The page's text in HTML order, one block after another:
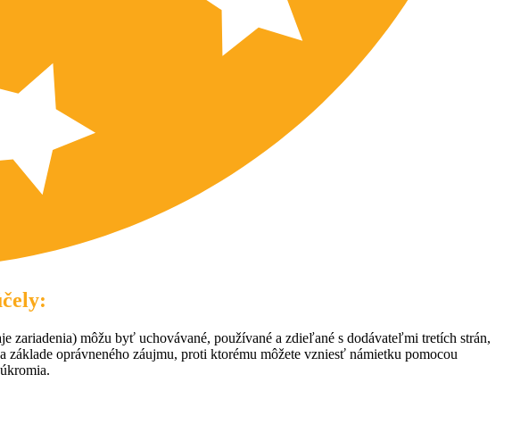
zariadenia) môžu byť uchovávané, používané a zdieľané s dodávateľmi tretích strán,
oprávneného záujmu, proti ktorému môžete vzniesť námietku pomocou